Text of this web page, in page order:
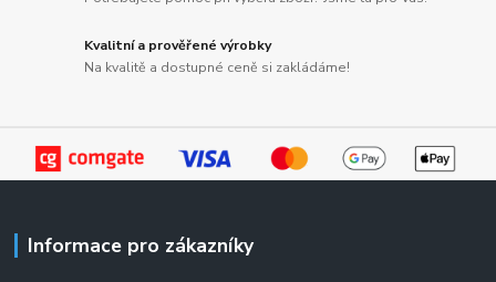
Kvalitní a prověřené výrobky
Na kvalitě a dostupné ceně si zakládáme!
Informace pro zákazníky